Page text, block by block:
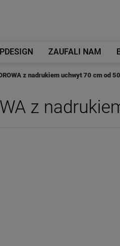
ZAUFALI NAM
z nadrukiem uchwyt 70 cm od
z